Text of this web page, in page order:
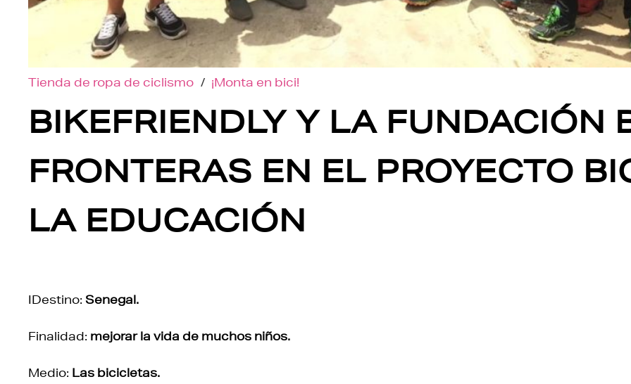
Tienda de ropa de ciclismo / ¡Monta en bici!
BIKEFRIENDLY Y LA FUNDACIÓN
FRONTERAS EN EL PROYECTO
LA EDUCACIÓN
IDestino: Senegal.
Finalidad: mejorar la vida de muchos niños.
Medio: Las bicicletas.